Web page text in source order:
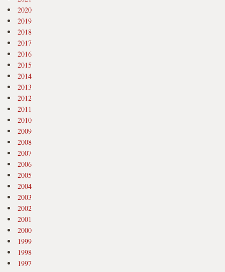
2020
2019
2018
2017
2016
2015
2014
2013
2012
2011
2010
2009
2008
2007
2006
2005
2004
2003
2002
2001
2000
1999
1998
1997